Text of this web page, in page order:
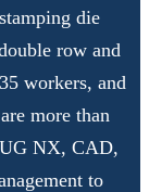
die
row and
workers, and
more than
NX, CAD,
to